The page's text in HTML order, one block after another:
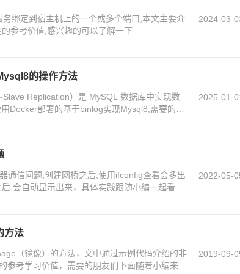
绑定到宿主机上的一个或多个端口,本文主要介
参考价值,感兴趣的可以了解一下
2024-03-
的操作方法
Replication）是 MySQL 数据库中实现数
Docker部署的基于binlog实现Mysql8,需要的朋
2025-01-
通信问题,创建网桥之后,使用ifconfig查看会多出
,会自动显示出来，具体实践跟随小编一起看看
2022-05-
方法
（镜像）的方法，文中通过示例代码介绍的非
考学习价值，需要的朋友们下面随着小编来一
2019-09-